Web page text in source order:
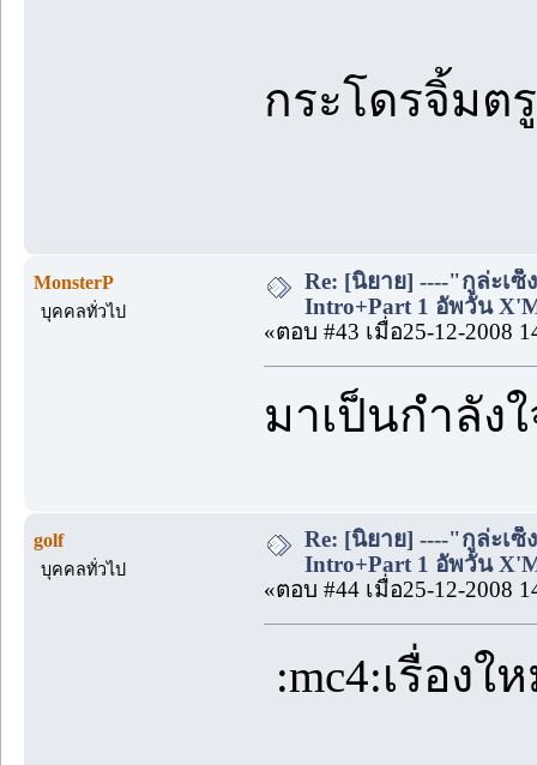
กระโดรจิ้ม
MonsterP
บุคคลทั่วไป
Re: [นิยาย] ----"กูล่ะเ
Intro+Part 1 อัพวัน
«ตอบ #43 เมื่อ25-12-2008
มาเป็นกำลัง
golf
บุคคลทั่วไป
Re: [นิยาย] ----"กูล่ะเ
Intro+Part 1 อัพวัน
«ตอบ #44 เมื่อ25-12-2008
:mc4:เรื่อง